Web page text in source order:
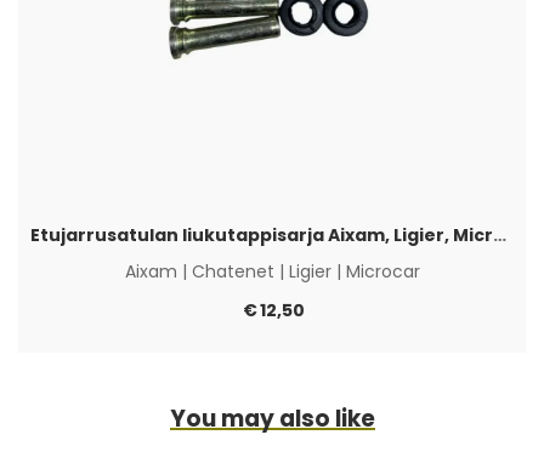
Etujarrusatulan liukutappisarja Aixam, Ligier, Microcar & Chatenet
Aixam | Chatenet | Ligier| Microcar
€12,50
You may also like